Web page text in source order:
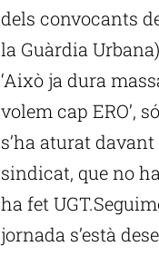
dels convocants
la Guàrdia
‘Això ja dura
volem cap ERO’,
s’ha aturat
sindicat, que no
ha fet
jornada s’està